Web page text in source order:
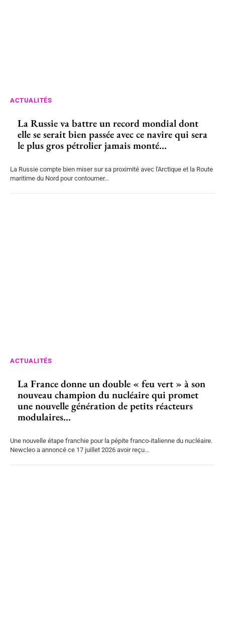
ACTUALITÉS
La Russie va battre un record mondial dont
elle se serait bien passée avec ce navire qui sera
le plus gros pétrolier jamais monté...
La Russie compte bien miser sur sa proximité avec l'Arctique et la Route
maritime du Nord pour contourner...
ACTUALITÉS
La France donne un double « feu vert » à son
nouveau champion du nucléaire qui promet
une nouvelle génération de petits réacteurs
modulaires...
Une nouvelle étape franchie pour la pépite franco-italienne du nucléaire.
Newcleo a annoncé ce 17 juillet 2026 avoir reçu...